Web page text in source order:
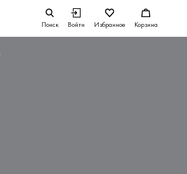
Поиск Войти Избранное Корзина